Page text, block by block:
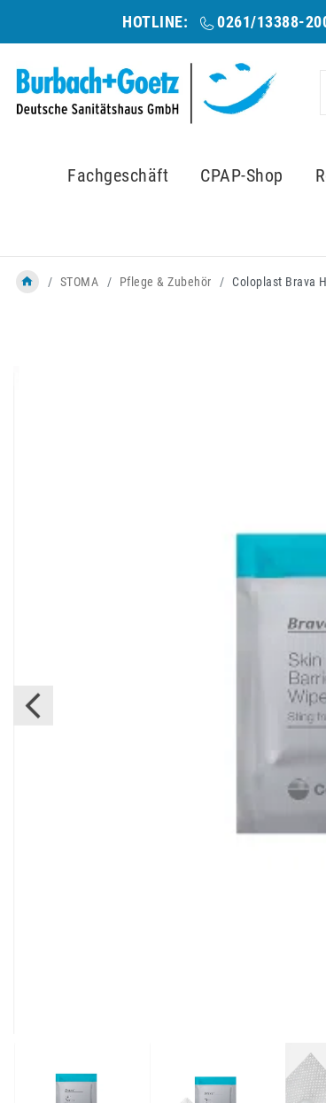
HOTLINE: 0261/13388-
Fachgeschäft CPAP-Shop
STOMA Pflege & Zubehör Coloplast Brava